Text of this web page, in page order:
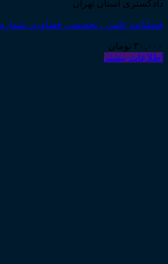
دادگستری استان تهران
فصلنامه علمی ـ تخصصی قضاوت، شماره ۹۶
۳۰,۰۰۰ تومان
اطلاعات بیشتر